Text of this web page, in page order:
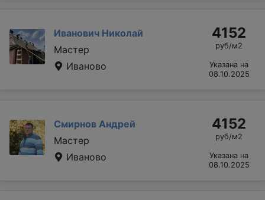
Иванович Николай
Мастер
Иваново
4152
руб/м2
Указана на
08.10.2025
Смирнов Андрей
Мастер
Иваново
4152
руб/м2
Указана на
08.10.2025